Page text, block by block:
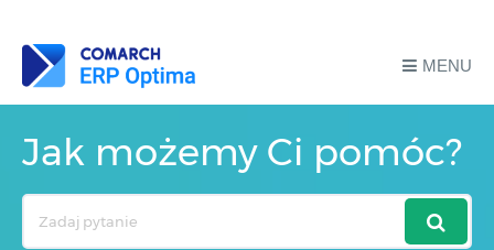
MENU
Jak możemy Ci pomóc?